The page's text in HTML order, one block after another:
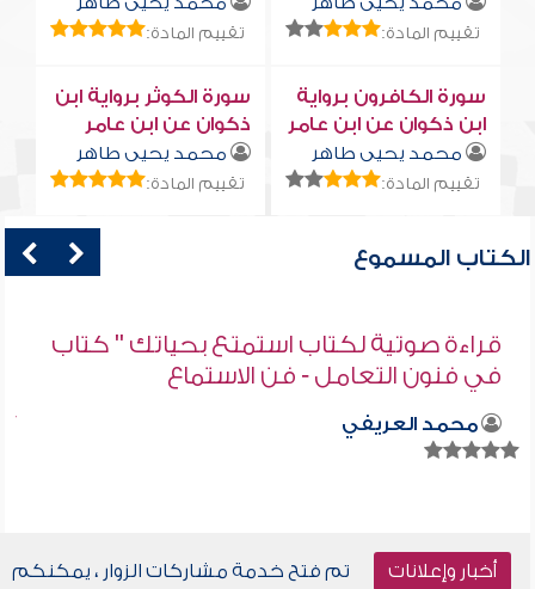
تقييم المادة: تقييم المادة:
سورة الكافرون برواية
ابن ذكوان عن ابن عامر
محمد يحيى طاهر
تقييم المادة:
سورة الكوثر برواية ابن
ذكوان عن ابن عامر
محمد يحيى طاهر
تقييم المادة:
الكتاب المسموع
قراءة صوتية لكتاب استمتع بحياتك " كتاب
في فنون التعامل - فن الاستماع
محمد العريفي
أخبار وإعلانات
تم فتح خدمة مشاركات الزوار ، يمكنكم